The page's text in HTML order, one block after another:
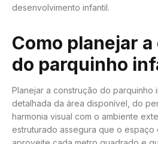
desenvolvimento infantil.
Como planejar
do parquinho
Planejar a construção do parquinho
detalhada da área disponível, do
harmonia visual com o ambiente
estruturado assegura que o espaço